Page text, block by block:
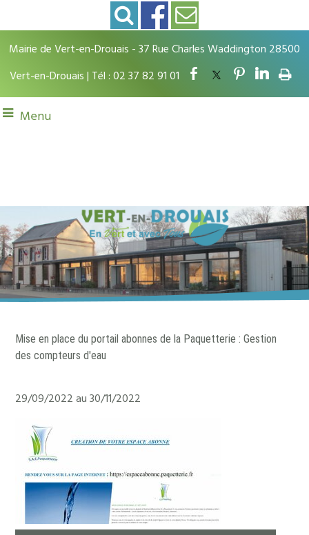
Mairie de Vert-en-Drouais - 37 Rue Charles Waddington 28500
Vert-en-Drouais | Tél : 02 37 82 91 01
Menu
Mise en place du portail abonnes de la Paquetterie : Gestion
des compteurs d'eau
29/09/2022 au 30/11/2022